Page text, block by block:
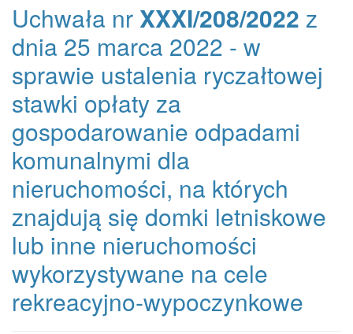
Uchwała nr XXXI/208/2022 z
dnia 25 marca 2022 - w
sprawie ustalenia ryczałtowej
stawki opłaty za
gospodarowanie odpadami
komunalnymi dla
nieruchomości, na których
znajdują się domki letniskowe
lub inne nieruchomości
wykorzystywane na cele
rekreacyjno-wypoczynkowe